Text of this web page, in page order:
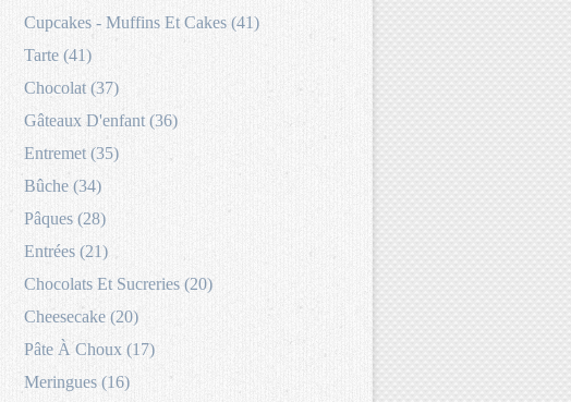
Cupcakes - Muffins Et Cakes (41)
Tarte (41)
Chocolat (37)
Gâteaux D'enfant (36)
Entremet (35)
Bûche (34)
Pâques (28)
Entrées (21)
Chocolats Et Sucreries (20)
Cheesecake (20)
Pâte À Choux (17)
Meringues (16)